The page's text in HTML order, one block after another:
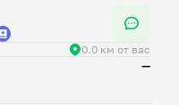
0.0 км от вас
—